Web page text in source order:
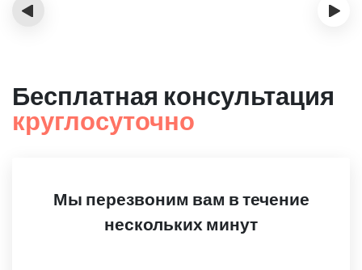
‹ ›
Бесплатная консультация
круглосуточно
Мы перезвоним вам в течение
нескольких минут